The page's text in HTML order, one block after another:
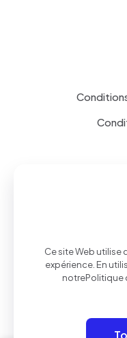
© 2025 Design
Web-services-design
Ce site Web utilise
expérience. En
notrePolitique